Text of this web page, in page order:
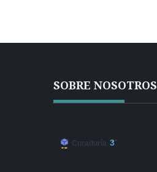
SOBRE NOSOTROS